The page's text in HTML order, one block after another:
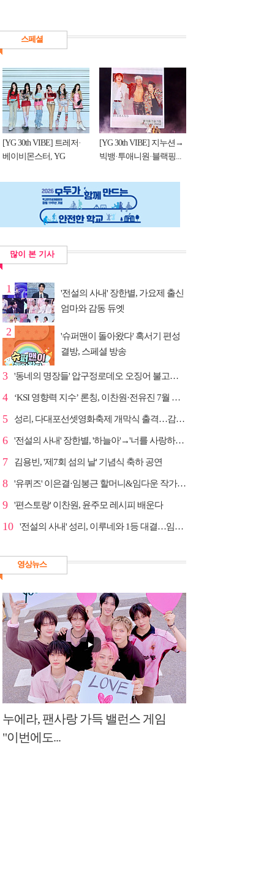
스페셜
[YG 30th VIBE] 트레저·
베이비몬스터, YG
[YG 30th VIBE] 지누션→
빅뱅·투애니원·블랙핑...
많이 본 기사
1
'전설의 사내' 장한별, 가요제 출신
엄마와 감동 듀엣
2
'슈퍼맨이 돌아왔다' 혹서기 편성
결방, 스페셜 방송
3 '동네의 명장들' 압구정로데오 오징어 불고기·종로 치...
4 ‘KSI 영향력 지수’ 론칭, 이찬원·전유진 7월 차트 남녀...
5 성리, 다대포선셋영화축제 개막식 출격…감성 라이브 예고
6 '전설의 사내' 장한별, '하늘아'→'너를 사랑하고도' 명...
7 김용빈, '제7회 섬의 날' 기념식 축하 공연
8 '유퀴즈' 이은결·임봉근 할머니&임다운 작가·이승철, '...
9 '편스토랑' 이찬원, 윤주모 레시피 배운다
10 '전설의 사내' 성리, 이루네와 1등 대결…임영웅 '보금...
영상뉴스
누에라, 팬사랑 가득 밸런스 게임
"이번에도...